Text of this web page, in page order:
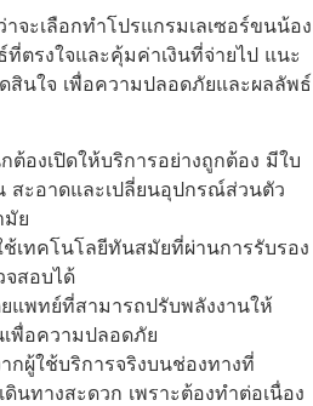
จะเลือกทำโปรแกรมเลเซอร์ขนน้อง
ตรงใจและคุ้มค่าเงินที่จ่ายไป แนะ
สินใจ เพื่อความปลอดภัยและผลลัพธ์
ต้องเปิดให้บริการอย่างถูกต้อง มีใบ
สะอาดและเปลี่ยนอุปกรณ์ส่วนตัว
มัย
ช้เทคโนโลยีทันสมัยที่ผ่านการรับรอง
จสอบได้
แพทย์ที่สามารถปรับพลังงานให้
พื่อความปลอดภัย
กผู้ใช้บริการจริงบนช่องทางที่
นทางสะดวก เพราะต้องทำต่อเนื่อง